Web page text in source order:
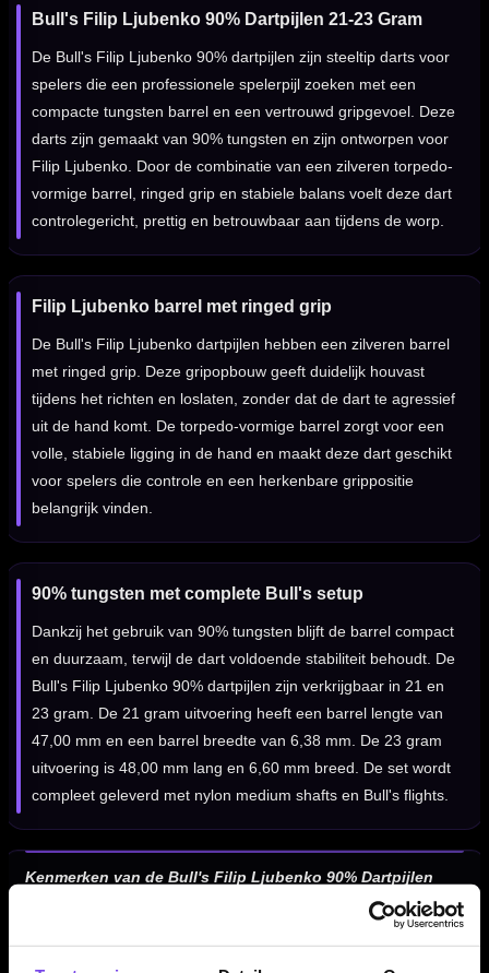
Bull's Filip Ljubenko 90% Dartpijlen 21-23 Gram
De Bull's Filip Ljubenko 90% dartpijlen zijn steeltip darts voor
spelers die een professionele spelerpijl zoeken met een
compacte tungsten barrel en een vertrouwd gripgevoel. Deze
darts zijn gemaakt van 90% tungsten en zijn ontworpen voor
Filip Ljubenko. Door de combinatie van een zilveren torpedo-
vormige barrel, ringed grip en stabiele balans voelt deze dart
controlegericht, prettig en betrouwbaar aan tijdens de worp.
Filip Ljubenko barrel met ringed grip
De Bull's Filip Ljubenko dartpijlen hebben een zilveren barrel
met ringed grip. Deze gripopbouw geeft duidelijk houvast
tijdens het richten en loslaten, zonder dat de dart te agressief
uit de hand komt. De torpedo-vormige barrel zorgt voor een
volle, stabiele ligging in de hand en maakt deze dart geschikt
voor spelers die controle en een herkenbare grippositie
belangrijk vinden.
90% tungsten met complete Bull's setup
Dankzij het gebruik van 90% tungsten blijft de barrel compact
en duurzaam, terwijl de dart voldoende stabiliteit behoudt. De
Bull's Filip Ljubenko 90% dartpijlen zijn verkrijgbaar in 21 en
23 gram. De 21 gram uitvoering heeft een barrel lengte van
47,00 mm en een barrel breedte van 6,38 mm. De 23 gram
uitvoering is 48,00 mm lang en 6,60 mm breed. De set wordt
compleet geleverd met nylon medium shafts en Bull's flights.
Kenmerken van de Bull's Filip Ljubenko 90% Dartpijlen
✓ Gemaakt van 90% tungsten